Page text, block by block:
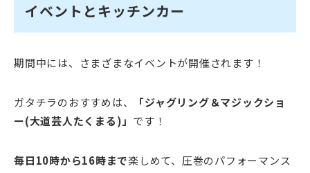
イベントとキッチンカー
期間中には、さまざまなイベントが開催されます！
ガタチラのおすすめは、
「ジャグリング＆マジックショ
ー(大道芸人たくまる)」 です！
毎日10時から16時まで楽しめて、圧巻のパフォーマンス